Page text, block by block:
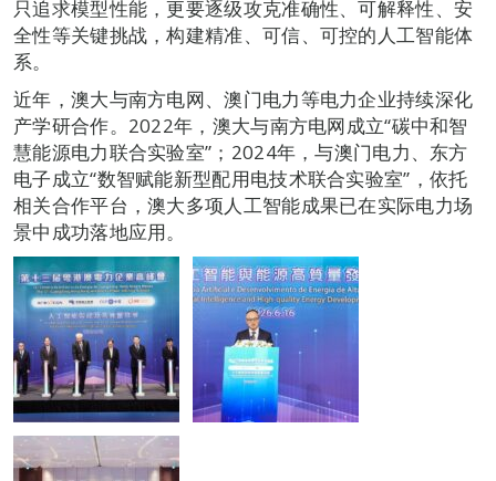
只追求模型性能，更要逐级攻克准确性、可解释性、安
全性等关键挑战，构建精准、可信、可控的人工智能体
系。
近年，澳大与南方电网、澳门电力等电力企业持续深化
产学研合作。2022年，澳大与南方电网成立“碳中和智
慧能源电力联合实验室”；2024年，与澳门电力、东方
电子成立“数智赋能新型配用电技术联合实验室”，依托
相关合作平台，澳大多项人工智能成果已在实际电力场
景中成功落地应用。